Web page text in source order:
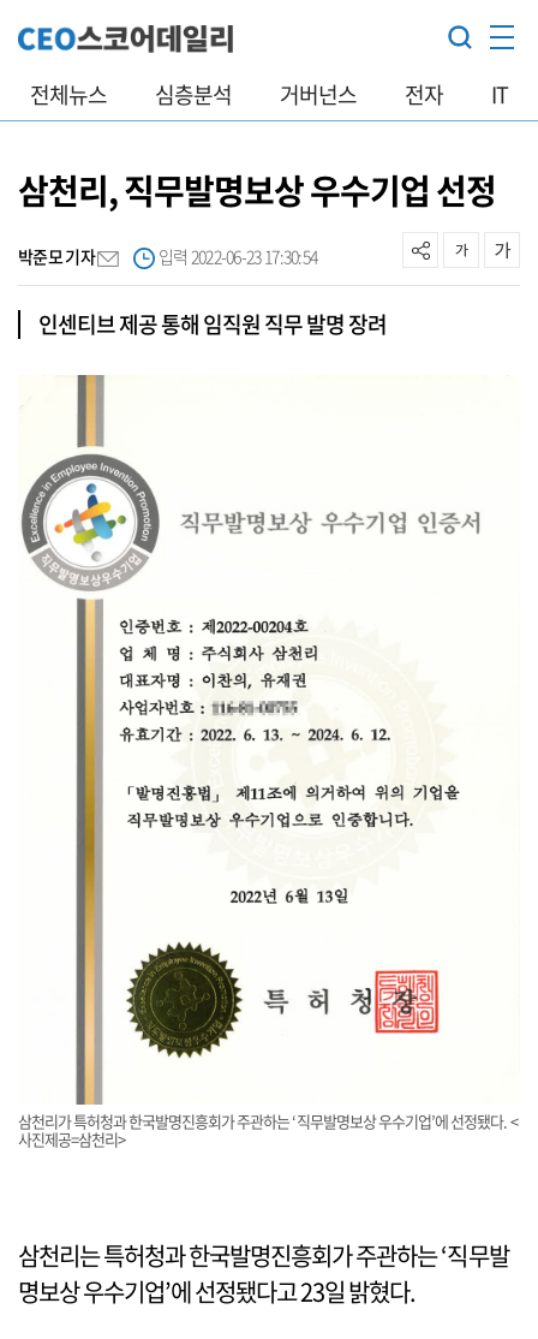
전체뉴스 심층분석 거버넌스 전자 IT
삼천리, 직무발명보상 우수기업 선정
박준모 기자 입력 2022-06-23 17:30:54
인센티브 제공 통해 임직원 직무 발명 장려
삼천리가 특허청과 한국발명진흥회가 주관하는 ‘직무발명보상 우수기업’에 선정됐다. <
사진제공=삼천리>
삼천리는 특허청과 한국발명진흥회가 주관하는 ‘직무발
명보상 우수기업’에 선정됐다고 23일 밝혔다.